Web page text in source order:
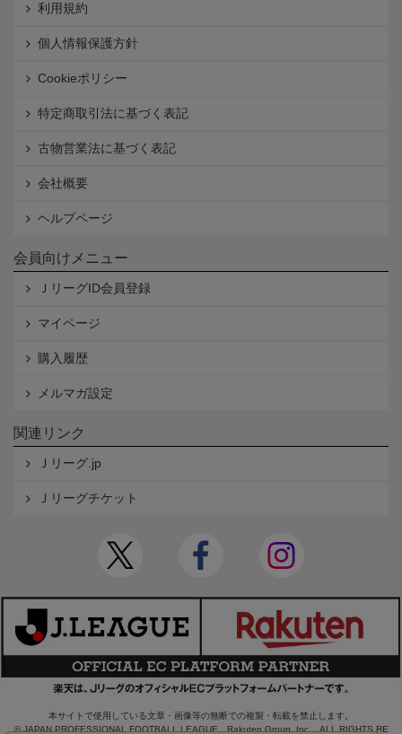
利用規約
個人情報保護方針
Cookieポリシー
特定商取引法に基づく表記
古物営業法に基づく表記
会社概要
ヘルプページ
会員向けメニュー
ＪリーグID会員登録
マイページ
購入履歴
メルマガ設定
関連リンク
Ｊリーグ.jp
Ｊリーグチケット
本サイトで使用している文章・画像等の無断での複製・転載を禁止します。
© JAPAN PROFESSIONAL FOOTBALL LEAGUE Rakuten Group, Inc. ALL RIGHTS RE